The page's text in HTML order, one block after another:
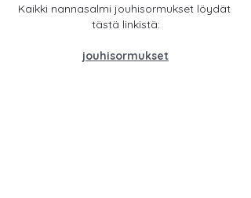
Kaikki nannasalmi jouhisormukset löydät
tästä linkistä:
jouhisormukset